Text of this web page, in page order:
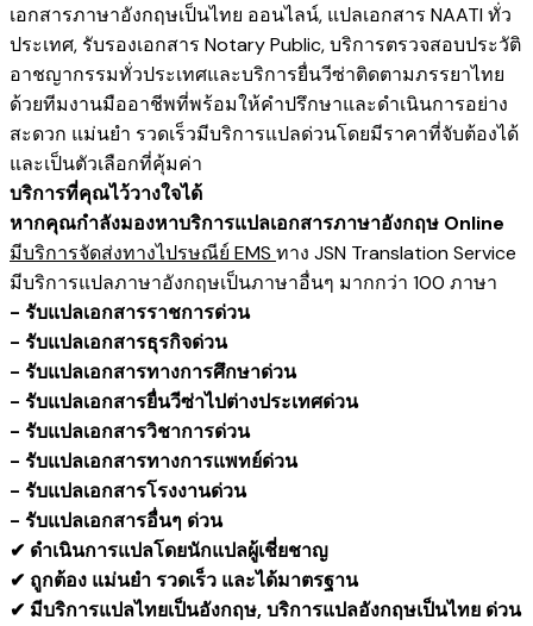
เอกสารภาษาอังกฤษเป็นไทย ออนไลน์, แปลเอกสาร NAATI ​ทั่ว
ประเทศ, รับรองเอกสาร Notary Public,บริการตรวจสอบประวัติ
อาชญากรรม​ทั่วประเทศและบริการยื่นวีซ่าติดตามภรรยาไทย
ด้วยทีมงานมืออาชีพที่พร้อมให้คำปรึกษาและดำเนินการอย่าง
สะดวก แม่นยำ รวดเร็วมีบริการแปลด่วนโดยมีราคาที่จับต้องได้
และเป็นตัวเลือกที่คุ้มค่า
บริการที่คุณไว้วางใจได้
หากคุณกำลังมองหาบริการแปลเอกสารภาษาอังกฤษ Online
มีบริการจัดส่งทางไปรษณีย์ EMS ทาง JSN Translation Service
มีบริการแปลภาษาอังกฤษเป็นภาษาอื่นๆ มากกว่า 100 ภาษา
- รับแปลเอกสารราชการด่วน
- รับแปลเอกสารธุรกิจด่วน
- รับแปลเอกสารทางการศึกษาด่วน
- รับแปลเอกสารยื่นวีซ่าไปต่างประเทศด่วน
- รับแปลเอกสารวิชาการด่วน
- รับแปลเอกสารทางการแพทย์ด่วน
- รับแปลเอกสารโรงงานด่วน
- รับแปลเอกสารอื่นๆ ด่วน
✔ ดำเนินการแปลโดยนักแปลผู้เชี่ยชาญ
✔ ถูกต้อง แม่นยำ รวดเร็ว และได้มาตรฐาน
✔ มีบริการแปลไทยเป็นอังกฤษ, บริการแปลอังกฤษเป็นไทย ด่วน